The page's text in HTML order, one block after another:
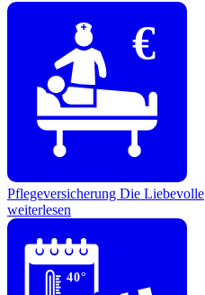
€
Pflegeversicherung Die Liebevolle
weiterlesen
40°